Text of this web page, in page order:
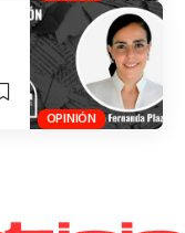
OPINIÓN